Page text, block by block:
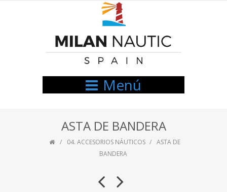
Menú
ASTA DE BANDERA
04. ACCESORIOS NÁUTICOS
ASTA DE
BANDERA